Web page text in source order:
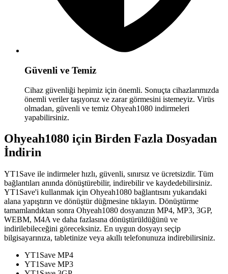
Güvenli ve Temiz
Cihaz güvenliği hepimiz için önemli. Sonuçta cihazlarımızda
önemli veriler taşıyoruz ve zarar görmesini istemeyiz. Virüs
olmadan, güvenli ve temiz Ohyeah1080 indirmeleri
yapabilirsiniz.
Ohyeah1080 için Birden Fazla Dosyadan
İndirin
YT1Save ile indirmeler hızlı, güvenli, sınırsız ve ücretsizdir. Tüm
bağlantıları anında dönüştürebilir, indirebilir ve kaydedebilirsiniz.
YT1Save'i kullanmak için Ohyeah1080 bağlantısını yukarıdaki
alana yapıştırın ve dönüştür düğmesine tıklayın. Dönüştürme
tamamlandıktan sonra Ohyeah1080 dosyanızın MP4, MP3, 3GP,
WEBM, M4A ve daha fazlasına dönüştürüldüğünü ve
indirilebileceğini göreceksiniz. En uygun dosyayı seçip
bilgisayarınıza, tabletinize veya akıllı telefonunuza indirebilirsiniz.
YT1Save MP4
YT1Save MP3